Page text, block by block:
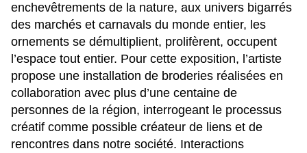
enchevêtrements de la nature, aux univers bigarrés
des marchés et carnavals du monde entier, les
ornements se démultiplient, prolifèrent, occupent
l’espace tout entier. Pour cette exposition, l’artiste
propose une installation de broderies réalisées en
collaboration avec plus d’une centaine de
personnes de la région, interrogeant le processus
créatif comme possible créateur de liens et de
rencontres dans notre société. Interactions